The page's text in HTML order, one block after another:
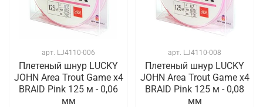
арт. LJ4110-006
Плетеный шнур LUCKY
JOHN Area Trout Game х4
BRAID Pink 125 м - 0,06
мм
арт. LJ4110-008
Плетеный шнур LUCKY
JOHN Area Trout Game х4
BRAID Pink 125 м - 0,08
мм